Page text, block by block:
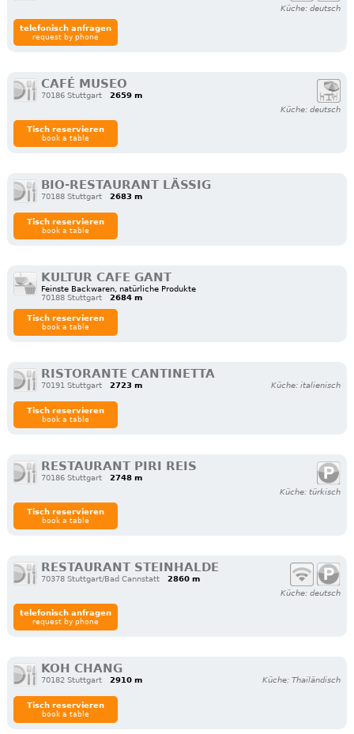
Küche: deutsch
telefonisch anfragen
request by phone
CAFÉ MUSEO
70186 Stuttgart
2659 m
Küche: deutsch
Tisch reservieren
book a table
BIO-RESTAURANT LÄSSIG
70188 Stuttgart 2683 m
Tisch reservieren
book a table
KULTUR CAFE GANT
Feinste Backwaren, natürliche Produkte
70188 Stuttgart
2684 m
Tisch reservieren
book a table
RISTORANTE CANTINETTA
70191 Stuttgart 2723 m Küche: italienisch
Tisch reservieren
book a table
RESTAURANT PIRI REIS
70186 Stuttgart
2748 m
Küche: türkisch
Tisch reservieren
book a table
RESTAURANT STEINHALDE
70378 Stuttgart/Bad Cannstatt
2860 m
Küche: deutsch
telefonisch anfragen
request by phone
KOH CHANG
70182 Stuttgart 2910 m Küche: Thailändisch
Tisch reservieren
book a table